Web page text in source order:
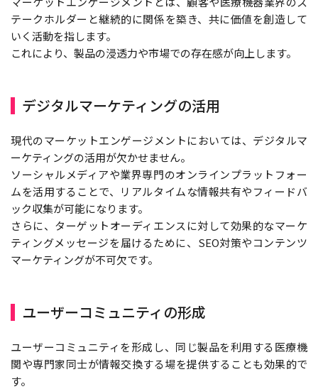
テークホルダーと継続的に関係を築き、共に価値を創造して
いく活動を指します。
これにより、製品の浸透力や市場での存在感が向上します。
デジタルマーケティングの活用
現代のマーケットエンゲージメントにおいては、デジタルマ
ーケティングの活用が欠かせません。
ソーシャルメディアや業界専門のオンラインプラットフォー
ムを活用することで、リアルタイムな情報共有やフィードバ
ック収集が可能になります。
さらに、ターゲットオーディエンスに対して効果的なマーケ
ティングメッセージを届けるために、SEO対策やコンテンツ
マーケティングが不可欠です。
ユーザーコミュニティの形成
ユーザーコミュニティを形成し、同じ製品を利用する医療機
関や専門家同士が情報交換する場を提供することも効果的で
す。